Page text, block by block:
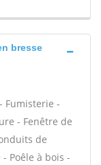
bresse
Fumisterie -
- Fenêtre de
de
Poêle à bois -